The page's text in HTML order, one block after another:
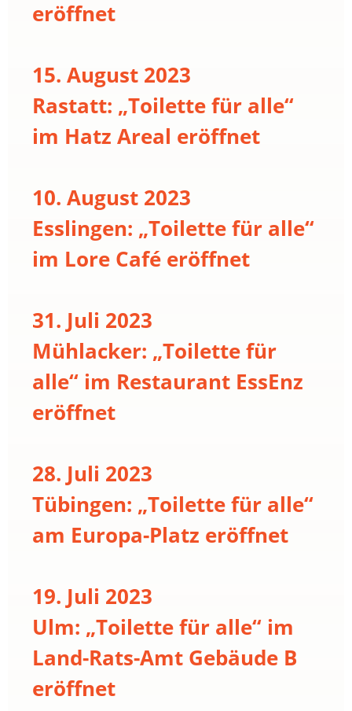
eröffnet
15. August 2023
Rastatt: „Toilette für alle“
im Hatz Areal eröffnet
10. August 2023
Esslingen: „Toilette für alle“
im Lore Café eröffnet
31. Juli 2023
Mühlacker: „Toilette für
alle“ im Restaurant EssEnz
eröffnet
28. Juli 2023
Tübingen: „Toilette für alle“
am Europa-Platz eröffnet
19. Juli 2023
Ulm: „Toilette für alle“ im
Land-Rats-Amt Gebäude B
eröffnet